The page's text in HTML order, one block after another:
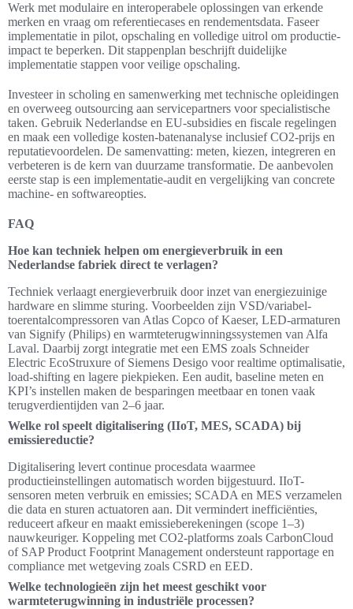
Werk met modulaire en interoperabele oplossingen van erkende
merken en vraag om referentiecases en rendementsdata. Faseer
implementatie in pilot, opschaling en volledige uitrol om productie-
impact te beperken. Dit stappenplan beschrijft duidelijke
implementatie stappen voor veilige opschaling.
Investeer in scholing en samenwerking met technische opleidingen
en overweeg outsourcing aan servicepartners voor specialistische
taken. Gebruik Nederlandse en EU-subsidies en fiscale regelingen
en maak een volledige kosten-batenanalyse inclusief CO2-prijs en
reputatievoordelen. De samenvatting: meten, kiezen, integreren en
verbeteren is de kern van duurzame transformatie. De aanbevolen
eerste stap is een implementatie-audit en vergelijking van concrete
machine- en softwareopties.
FAQ
Hoe kan techniek helpen om energieverbruik in een
Nederlandse fabriek direct te verlagen?
Techniek verlaagt energieverbruik door inzet van energiezuinige
hardware en slimme sturing. Voorbeelden zijn VSD/variabel-
toerentalcompressoren van Atlas Copco of Kaeser, LED-armaturen
van Signify (Philips) en warmteterugwinningssystemen van Alfa
Laval. Daarbij zorgt integratie met een EMS zoals Schneider
Electric EcoStruxure of Siemens Desigo voor realtime optimalisatie,
load‑shifting en lagere piekpieken. Een audit, baseline meten en
KPI’s instellen maken de besparingen meetbaar en tonen vaak
terugverdientijden van 2–6 jaar.
Welke rol speelt digitalisering (IIoT, MES, SCADA) bij
emissiereductie?
Digitalisering levert continue procesdata waarmee
productieinstellingen automatisch worden bijgestuurd. IIoT-
sensoren meten verbruik en emissies; SCADA en MES verzamelen
die data en sturen actuatoren aan. Dit vermindert inefficiënties,
reduceert afkeur en maakt emissieberekeningen (scope 1–3)
nauwkeuriger. Koppeling met CO2-platforms zoals CarbonCloud
of SAP Product Footprint Management ondersteunt rapportage en
compliance met wetgeving zoals CSRD en EED.
Welke technologieën zijn het meest geschikt voor
warmteterugwinning in industriële processen?